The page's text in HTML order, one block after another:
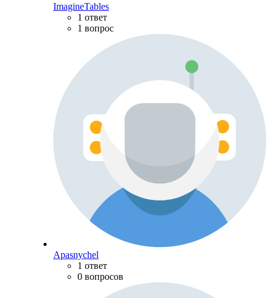
ImagineTables
1 ответ
1 вопрос
Apasnychel
1 ответ
0 вопросов